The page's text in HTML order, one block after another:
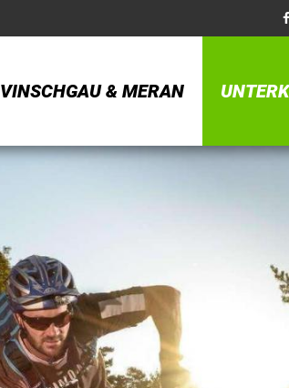
VINSCHGAU & MERAN